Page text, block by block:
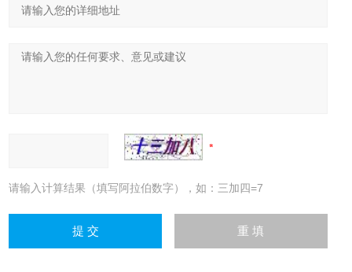
请输入计算结果（填写阿拉伯数字），如：三加四=7